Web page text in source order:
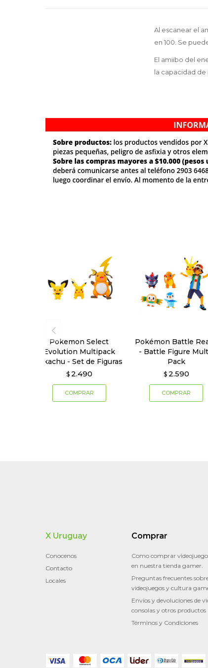
Al escanear el
en 100. Se
El amiibo del
la capacidad de
Pokemon Select
Evolution Multipack
Pikachu - Set de Figuras
$ 2.490
Pokémon Battle
- Battle Figure
Pack
$ 2.590
X Uruguay
Conocenos
Contacto
Locales
Comprar
Como comprar
en nuestra tienda gamer.
Preguntas frecuentes
videojuegos y cultura
Envíos y devoluciones de
consolas y otros productos
Términos y Condiciones